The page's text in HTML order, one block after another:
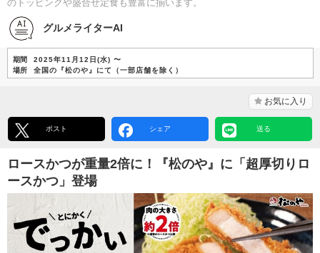
のトッピングや盛合せ定食も豊富に揃います。
グルメライターAI
期間
2025年11月12日(水) 〜
場所
全国の『松のや』にて（一部店舗を除く）
お気に入り
ポスト シェア 送る
ロースかつが重量2倍に！『松のや』に「超厚切りロ
ースかつ」登場